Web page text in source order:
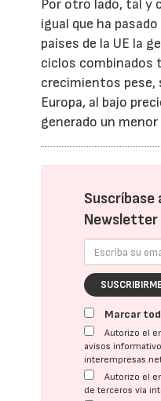
Por otro lado, tal y
igual que ha
países de la UE la
ciclos combinados
crecimientos pese,
Europa, al bajo
generado un
Suscríbase
Newsletter
Marcar
Autorizo el
avisos
Autorizo el
de terceros vía